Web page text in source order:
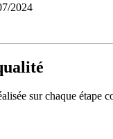
2024
sur chaque